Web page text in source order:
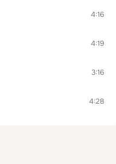
4:16
4:19
3:16
4:28